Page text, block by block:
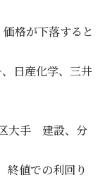
格が下落すると
日産化学、三井
大手 建設、分
値での利回り